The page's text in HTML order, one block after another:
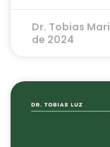
Dr. Tobias
de 2024